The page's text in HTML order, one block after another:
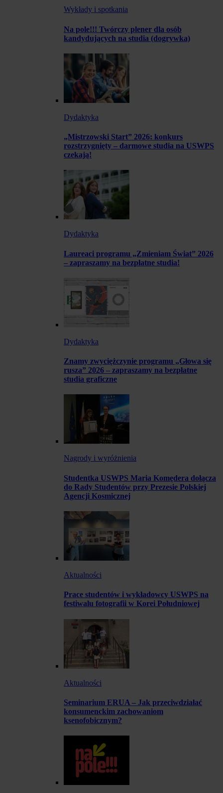
Wykłady i spotkania
Na pole!!! Twórczy plener dla osób
kandydujących na studia (dogrywka)
Dydaktyka
„Mistrzowski Start” 2026: konkurs
rozstrzygnięty – darmowe studia na USWPS
czekają!
Dydaktyka
Laureaci programu „Zmieniam Świat” 2026
– zapraszamy na bezpłatne studia!
Dydaktyka
Znamy zwyciężczynie programu „Głowa się
rusza” 2026 – zapraszamy na bezpłatne
studia graficzne
Nagrody i wyróżnienia
Studentka USWPS Maria Komędera dołącza
do Rady Studentów przy Prezesie Polskiej
Agencji Kosmicznej
Aktualności
Prace studentów i wykładowcy USWPS na
festiwalu fotografii w Korei Południowej
Aktualności
Seminarium ERUA – Jak przeciwdziałać
konsumenckim zachowaniom
ksenofobicznym?